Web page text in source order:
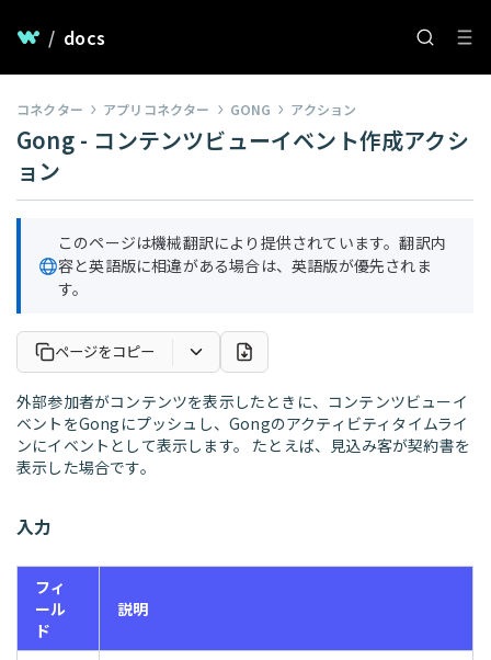
/ docs
コネクター アプリコネクター GONG アクション
Gong - コンテンツビューイベント作成アクシ
ョン
このページは機械翻訳により提供されています。翻訳内
容と英語版に相違がある場合は、英語版が優先されま
す。
ページをコピー
外部参加者がコンテンツを表示したときに、コンテンツビューイ
ベントをGongにプッシュし、Gongのアクティビティタイムライ
ンにイベントとして表示します。 たとえば、見込み客が契約書を
表示した場合です。
入力
フィ
ール
ド
説明